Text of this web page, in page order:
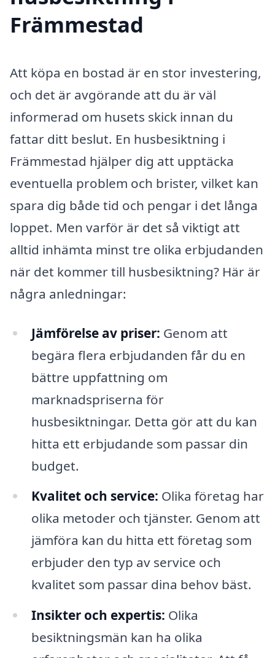
Främmestad
Att köpa en bostad är en stor investering,
och det är avgörande att du är väl
informerad om husets skick innan du
fattar ditt beslut. En husbesiktning i
Främmestad hjälper dig att upptäcka
eventuella problem och brister, vilket kan
spara dig både tid och pengar i det långa
loppet. Men varför är det så viktigt att
alltid inhämta minst tre olika erbjudanden
när det kommer till husbesiktning? Här är
några anledningar:
Jämförelse av priser: Genom att
begära flera erbjudanden får du en
bättre uppfattning om
marknadspriserna för
husbesiktningar. Detta gör att du kan
hitta ett erbjudande som passar din
budget.
Kvalitet och service: Olika företag har
olika metoder och tjänster. Genom att
jämföra kan du hitta ett företag som
erbjuder den typ av service och
kvalitet som passar dina behov bäst.
Insikter och expertis: Olika
besiktningsmän kan ha olika